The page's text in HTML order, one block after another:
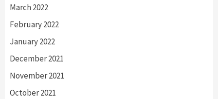
March 2022
February 2022
January 2022
December 2021
November 2021
October 2021